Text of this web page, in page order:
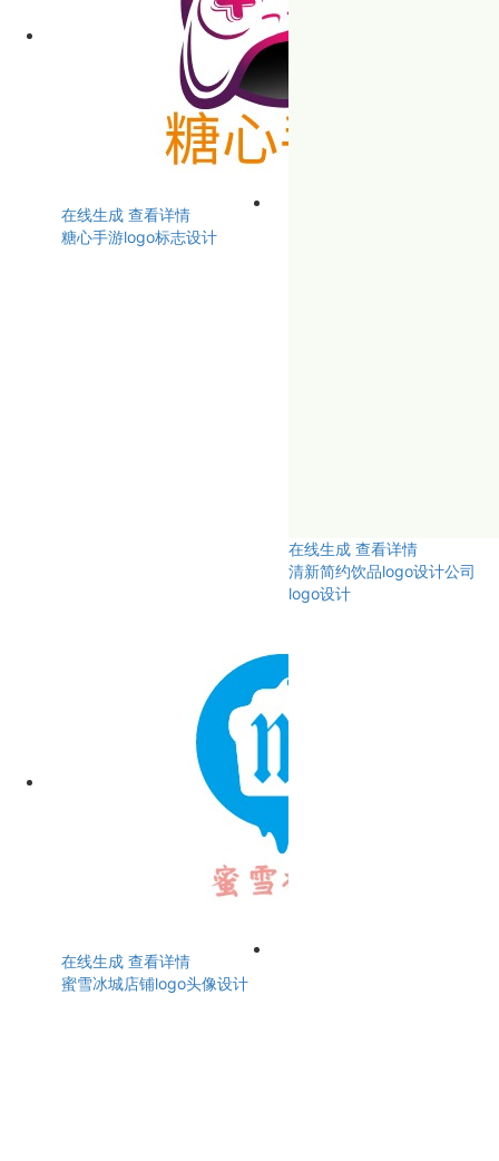
在线生成 查看详情
糖心手游logo标志设计
在线生成 查看详情
清新简约饮品logo设计公司
logo设计
在线生成 查看详情
蜜雪冰城店铺logo头像设计